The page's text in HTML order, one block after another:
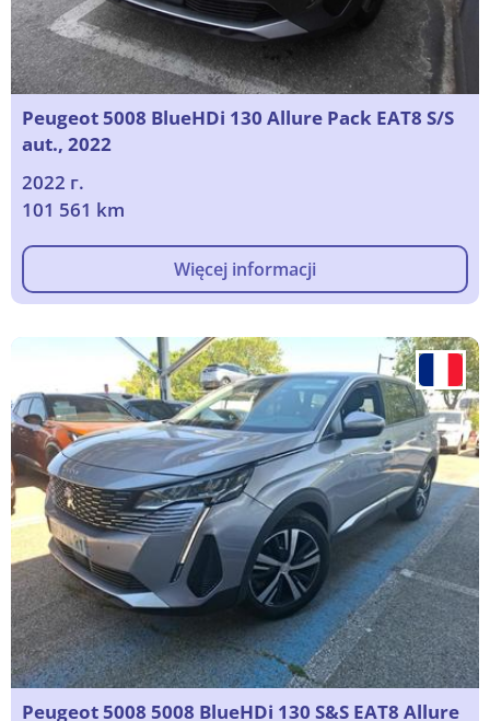
Peugeot 5008 BlueHDi 130 Allure Pack EAT8 S/S
aut., 2022
2022 г.
101 561 km
Więcej informacji
Peugeot 5008 5008 BlueHDi 130 S&S EAT8 Allure